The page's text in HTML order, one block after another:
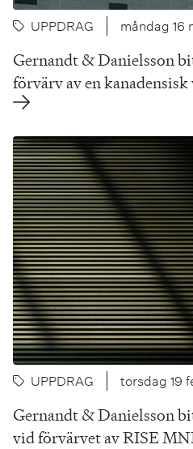
UPPDRAG måndag 16
Gernandt & Danielsson
förvärv av en
UPPDRAG torsdag 19
Gernandt & Danielsson
vid förvärvet av RISE